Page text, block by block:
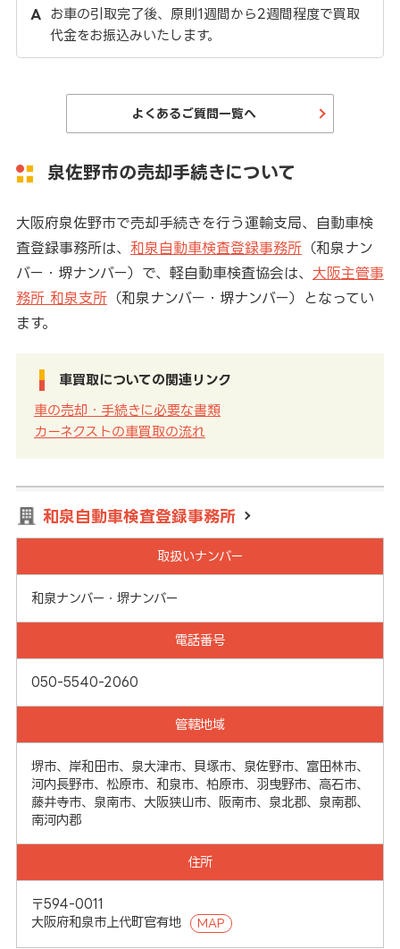
お車の引取完了後、原則1週間から2週間程度で買取
代金をお振込みいたします。
よくあるご質問一覧へ
泉佐野市の売却手続きについて
大阪府泉佐野市で売却手続きを行う運輸支局、自動車検
査登録事務所は、 和泉自動車検査登録事務所（和泉ナン
バー・堺ナンバー）で、軽自動車検査協会は、 大阪主管事
務所 和泉支所（和泉ナンバー・堺ナンバー）となってい
ます。
車買取についての関連リンク
車の売却・手続きに必要な書類
カーネクストの車買取の流れ
和泉自動車検査登録事務所
取扱いナンバー
和泉ナンバー・堺ナンバー
電話番号
050-5540-2060
管轄地域
堺市、岸和田市、泉大津市、貝塚市、泉佐野市、富田林市、
河内長野市、松原市、和泉市、柏原市、羽曳野市、高石市、
藤井寺市、泉南市、大阪狭山市、阪南市、泉北郡、泉南郡、
南河内郡
住所
〒594-0011
大阪府和泉市上代町官有地
MAP